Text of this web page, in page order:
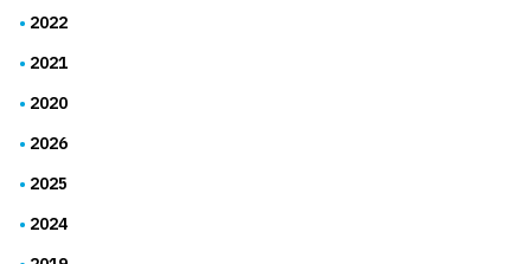
2022
2021
2020
2026
2025
2024